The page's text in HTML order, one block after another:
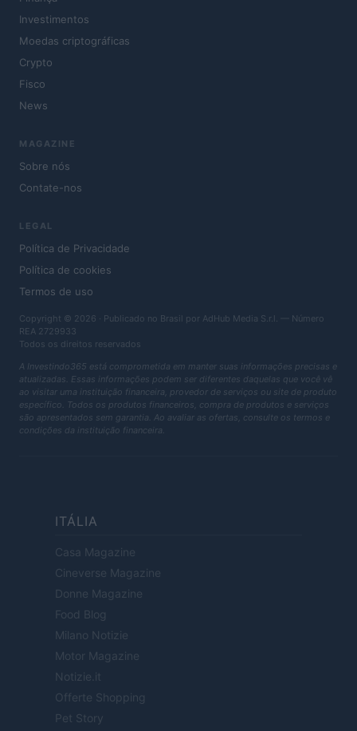
Investimentos
Moedas criptográficas
Crypto
Fisco
News
MAGAZINE
Sobre nós
Contate-nos
LEGAL
Política de Privacidade
Política de cookies
Termos de uso
Copyright © 2026 · Publicado no Brasil por AdHub Media S.r.l. — Número
REA 2729933
Todos os direitos reservados
A Investindo365 está comprometida em manter suas informações precisas e
atualizadas. Essas informações podem ser diferentes daquelas que você vê
ao visitar uma instituição financeira, provedor de serviços ou site de produto
específico. Todos os produtos financeiros, compra de produtos e serviços
são apresentados sem garantia. Ao avaliar as ofertas, consulte os termos e
condições da instituição financeira.
ITÁLIA
Casa Magazine
Cineverse Magazine
Donne Magazine
Food Blog
Milano Notizie
Motor Magazine
Notizie.it
Offerte Shopping
Pet Story